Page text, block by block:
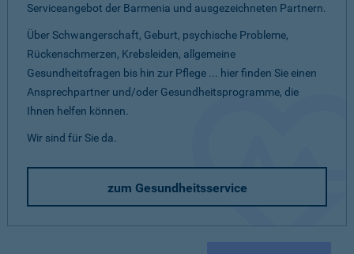
Serviceangebot der Barmenia und ausgezeichneten Partnern.
Über Schwangerschaft, Geburt, psychische Probleme,
Rückenschmerzen, Krebsleiden, allgemeine
Gesundheitsfragen bis hin zur Pflege ... hier finden Sie einen
Ansprechpartner und/oder Gesundheitsprogramme, die
Ihnen helfen können.
Wir sind für Sie da.
zum Gesundheitsservice